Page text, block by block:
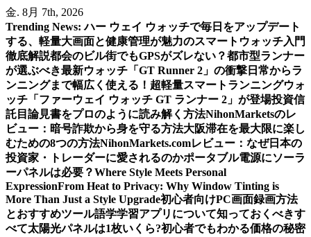
内
容
を
ス
キ
ッ
プ
金. 8月 7th, 2026
Trending News: ハー ウェイ ウォッチで毎日をアップデート
する、軽量大画面と健康管理が魅力のスマートウォッチ入門
徹底解説都会のビル街でもGPSがズレない？都市型ランナー
が選ぶべき最新ウォッチ「GT Runner 2」の衝撃 日常からラ
ンニングまで幅広く使える！超軽量スマートランニングウォ
ッチ「ファーウェイ ウォッチ GT ランナー 2」が登場投資信
託目論見書をプロのように読み解く方法NihonMarketsのレ
ビュー：暗号詐欺から身を守る方法大阪滞在を最大限に楽し
むための8つの方法NihonMarkets.comレビュー：なぜ日本の
投資家・トレーダーに愛されるのかポータブル電源にソーラ
ーパネルは必要？Where Style Meets Personal
ExpressionFrom Heat to Privacy: Why Window Tinting is
More Than Just a Style Upgrade初心者向けPC画面録画方法
とおすすめツール語学学習アプリについて知っておくべきす
べて太陽光パネルは1枚いくら?初心者でもわかる価格の秘密